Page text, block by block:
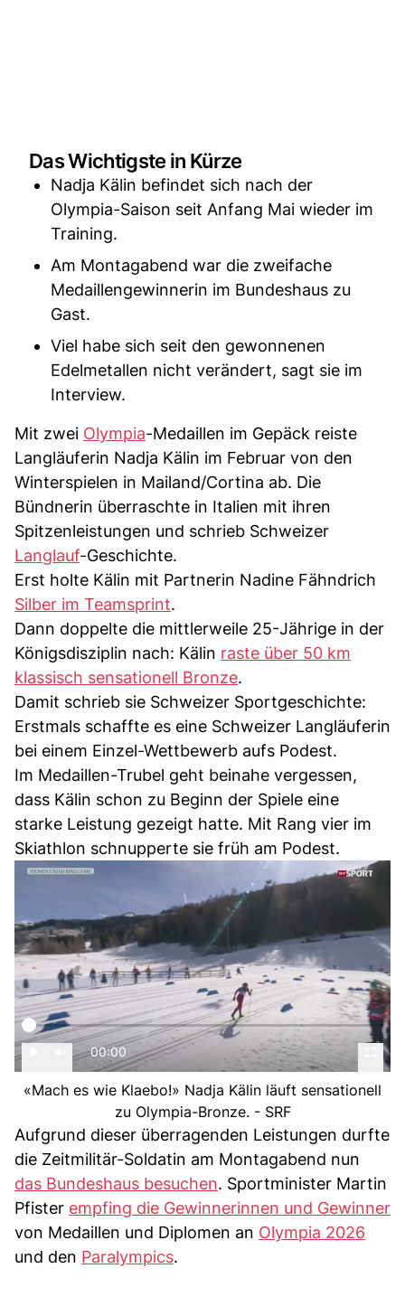
Das Wichtigste in Kürze
Nadja Kälin befindet sich nach der
Olympia-Saison seit Anfang Mai wieder im
Training.
Am Montagabend war die zweifache
Medaillengewinnerin im Bundeshaus zu
Gast.
Viel habe sich seit den gewonnenen
Edelmetallen nicht verändert, sagt sie im
Interview.
Mit zwei Olympia-Medaillen im Gepäck reiste
Langläuferin Nadja Kälin im Februar von den
Winterspielen in Mailand/Cortina ab. Die
Bündnerin überraschte in Italien mit ihren
Spitzenleistungen und schrieb Schweizer
Langlauf-Geschichte.
Erst holte Kälin mit Partnerin Nadine Fähndrich
Silber im Teamsprint.
Dann doppelte die mittlerweile 25-Jährige in der
Königsdisziplin nach: Kälin raste über 50 km
klassisch sensationell Bronze.
Damit schrieb sie Schweizer Sportgeschichte:
Erstmals schaffte es eine Schweizer Langläuferin
bei einem Einzel-Wettbewerb aufs Podest.
Im Medaillen-Trubel geht beinahe vergessen,
dass Kälin schon zu Beginn der Spiele eine
starke Leistung gezeigt hatte. Mit Rang vier im
Skiathlon schnupperte sie früh am Podest.
00:00
«Mach es wie Klaebo!» Nadja Kälin läuft sensationell
zu Olympia-Bronze. - SRF
Aufgrund dieser überragenden Leistungen durfte
die Zeitmilitär-Soldatin am Montagabend nun
das Bundeshaus besuchen. Sportminister Martin
Pfister empfing die Gewinnerinnen und Gewinner
von Medaillen und Diplomen an Olympia 2026
und den Paralympics.